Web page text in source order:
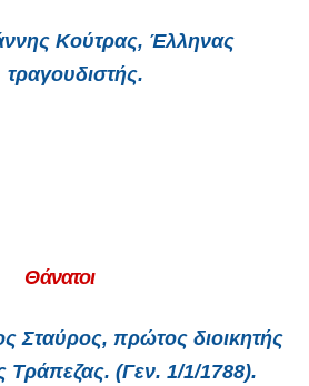
Κούτρας, Έλληνας
τραγουδιστής.
Θάνατοι
Σταύρος, πρώτος διοικητής
Τράπεζας. (Γεν. 1/1/1788).